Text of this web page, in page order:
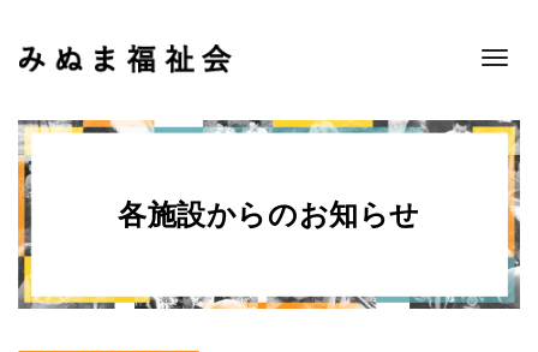
Toggle
各施設からのお知らせ